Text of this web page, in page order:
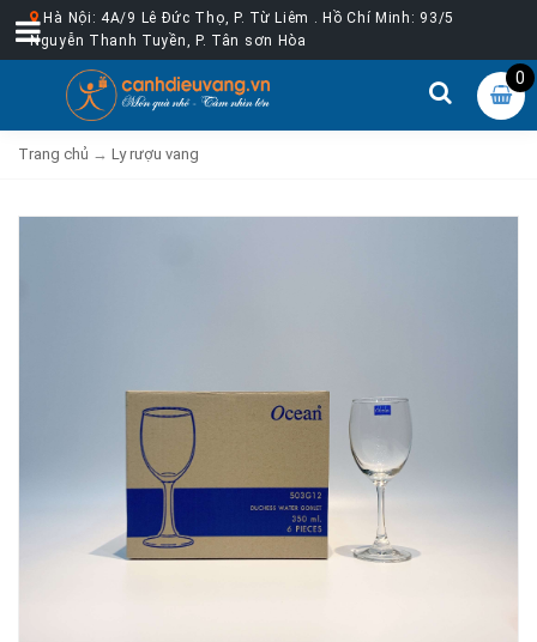
Hà Nội: 4A/9 Lê Đức Thọ, P. Từ Liêm . Hồ Chí Minh: 93/5
Nguyễn Thanh Tuyền, P. Tân sơn Hòa
0
Trang chủ → Ly rượu vang